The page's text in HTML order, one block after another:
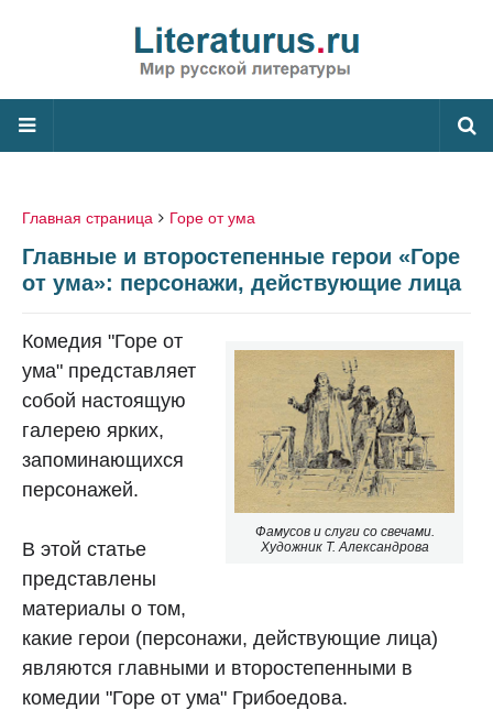
Главная страница Горе от ума
Главные и второстепенные герои «Горе
от ума»: персонажи, действующие лица
Фамусов и слуги со свечами.
Художник Т. Александрова
Комедия "Горе от
ума" представляет
собой настоящую
галерею ярких,
запоминающихся
персонажей.
В этой статье
представлены
материалы о том,
какие герои (персонажи, действующие лица)
являются главными и второстепенными в
комедии "Горе от ума" Грибоедова.